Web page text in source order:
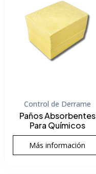
Control de Derrame
Paños Absorbentes
Para Químicos
Más información